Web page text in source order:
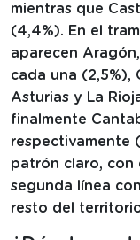
mientras que
(4,4%). En el
aparecen
cada una (2,5%),
Asturias y La
finalmente
respectivamente
patrón claro, con
segunda línea
resto del